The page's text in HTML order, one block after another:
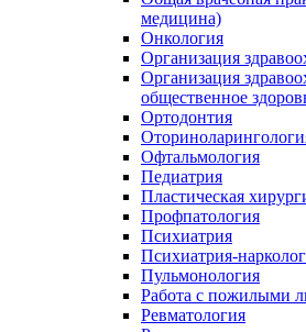
медицина)
Онкология
Организация
Организация
общественное
Ортодонтия
Офтальмология
Педиатрия
Пластическая
Профпатология
Психиатрия
Психиатрия-
Пульмонология
Работа с пожилыми
Ревматология